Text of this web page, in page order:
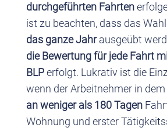
durchgeführten Fahrten
ist zu beachten, dass das
das ganze Jahrausgeübt
die Bewertung für jede Fahrt
BLPerfolgt. Lukrativ ist die
wenn der Arbeitnehmer in
an weniger als 180 Tagen
Wohnung und erster